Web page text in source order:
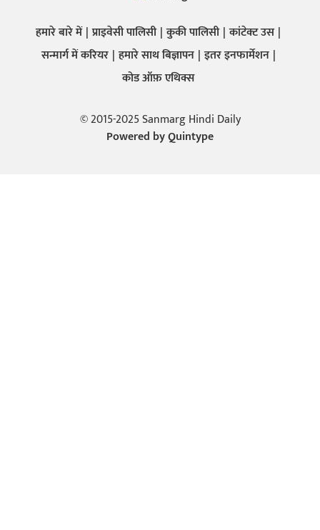
हमारे बारे में प्राइवेसी पालिसी कुकी पालिसी कांटेक्ट उस
सन्मार्ग में करियर हमारे साथ बिज्ञापन इतर इनफार्मेशन
कोड ऑफ़ एथिक्स
© 2015-2025 Sanmarg Hindi Daily
Powered byQuintype